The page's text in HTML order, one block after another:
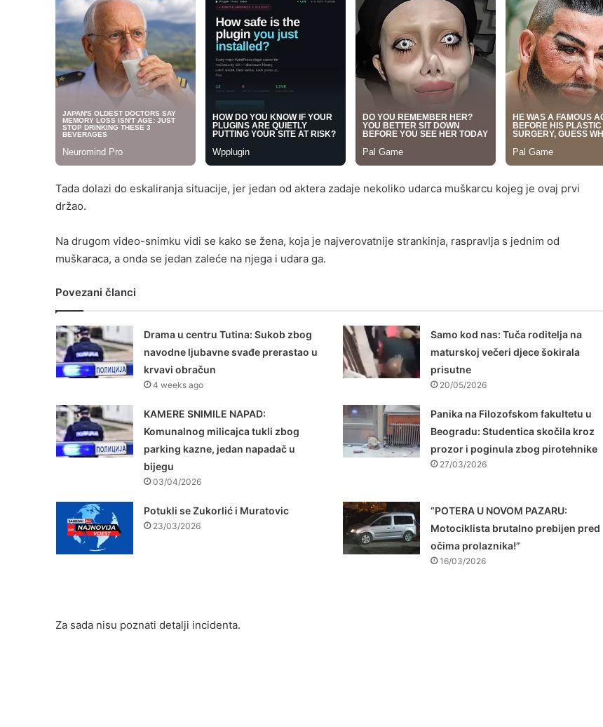
Tada dolazi do eskaliranja situacije, jer jedan od aktera zadaje nekoliko udarca muškarcu kojeg je ovaj prvi
držao.
Na drugom video-snimku vidi se kako se žena, koja je najverovatnije strankinja, raspravlja s jednim od
muškaraca, a onda se jedan zaleće na njega i udara ga.
Povezani članci
Drama u centru Tutina: Sukob zbog
navodne ljubavne svađe prerastao u
krvavi obračun
4 weeks ago
Samo kod nas: Tuča roditelja na
maturskoj večeri djece šokirala
prisutne
20/05/2026
KAMERE SNIMILE NAPAD:
Komunalnog milicajca tukli zbog
parking kazne, jedan napadač u
bijegu
03/04/2026
Panika na Filozofskom fakultetu u
Beogradu: Studentica skočila kroz
prozor i poginula zbog pirotehnike
27/03/2026
Potukli se Zukorlić i Muratovic
23/03/2026
“POTERA U NOVOM PAZARU:
Motociklista brutalno prebijen pred
očima prolaznika!”
16/03/2026
Za sada nisu poznati detalji incidenta.